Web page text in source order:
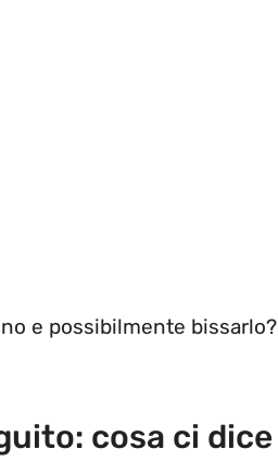
e possibilmente bissarlo?
cosa ci dice